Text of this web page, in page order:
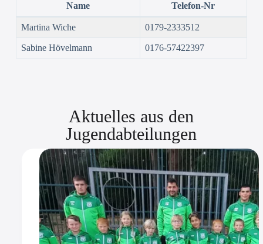
Name Telefon-Nr
Martina Wiche 0179-2333512
Sabine Hövelmann 0176-57422397
Aktuelles aus den
Jugendabteilungen